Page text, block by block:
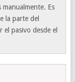
manualmente. Es
la parte del
pasivo desde el